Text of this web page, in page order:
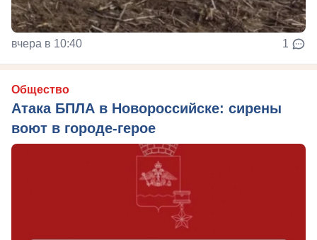
вчера в 10:40 1
Общество
Атака БПЛА в Новороссийске: сирены
воют в городе-герое